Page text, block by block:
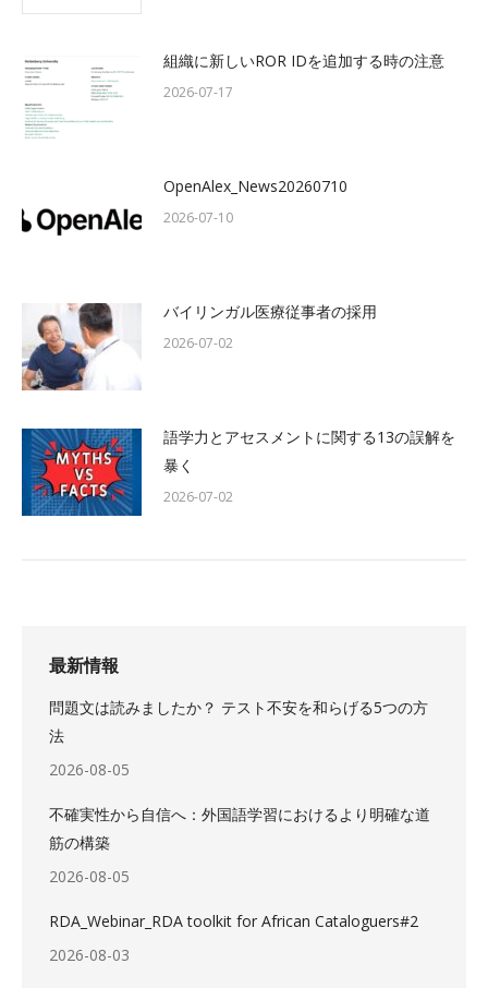
組織に新しいROR IDを追加する時の注意
2026-07-17
OpenAlex_News20260710
2026-07-10
バイリンガル医療従事者の採用
2026-07-02
語学力とアセスメントに関する13の誤解を
暴く
2026-07-02
最新情報
問題文は読みましたか？ テスト不安を和らげる5つの方
法
2026-08-05
不確実性から自信へ：外国語学習におけるより明確な道
筋の構築
2026-08-05
RDA_Webinar_RDA toolkit for African Cataloguers#2
2026-08-03